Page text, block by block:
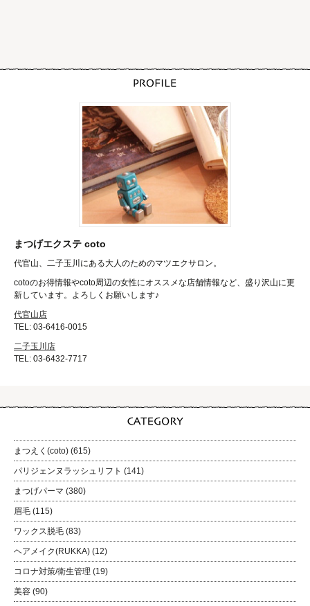
まつげエクステ coto
代官山、二子玉川にある大人のためのマツエクサロン。
cotoのお得情報やcoto周辺の女性にオススメな店舗情報など、盛り沢山に更
新しています。よろしくお願いします♪
代官山店
TEL: 03-6416-0015
二子玉川店
TEL: 03-6432-7717
まつえく(coto) (615)
パリジェンヌラッシュリフト (141)
まつげパーマ (380)
眉毛 (115)
ワックス脱毛 (83)
ヘアメイク(RUKKA) (12)
コロナ対策/衛生管理 (19)
美容 (90)